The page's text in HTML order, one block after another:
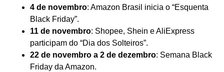
4 de novembro: Amazon Brasil inicia o “Esquenta
Black Friday”.
11 de novembro: Shopee, Shein e AliExpress
participam do “Dia dos Solteiros”.
22 de novembro a 2 de dezembro: Semana Black
Friday da Amazon.